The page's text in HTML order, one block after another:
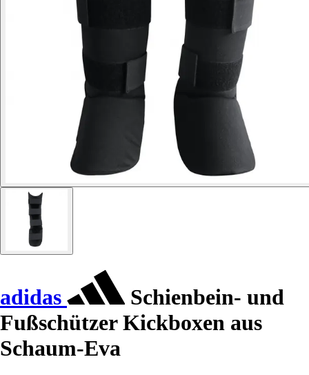
adidas
Schienbein- und
Fußschützer Kickboxen aus
Schaum-Eva